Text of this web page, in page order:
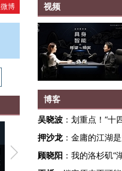
博
视线｜HYROX的吸金
术：是什么让中产们甘
马航
粒
视频
博客
吴晓波 ： 划重点！“十
押沙龙 ： 金庸的江湖
顾晓阳 ： 我的洛杉矶“